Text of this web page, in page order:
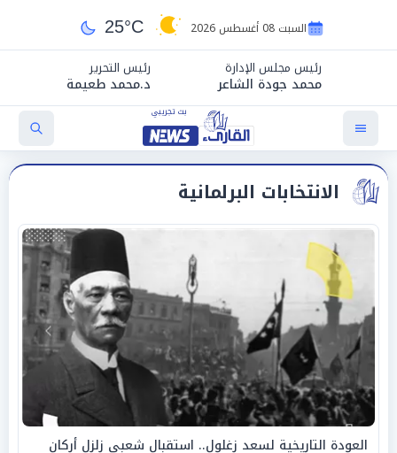
السبت 08 أغسطس 2026 25°C
رئيس مجلس الإدارة
محمد جودة الشاعر
رئيس التحرير
د.محمد طعيمة
الانتخابات البرلمانية
العودة التاريخية لسعد زغلول.. استقبال شعبي زلزل أركان